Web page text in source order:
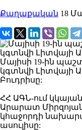
Քաղաքական 18
Մայիսի 19-ին
կգտնվի Լիտվայի
Բուդրիսը:
ՀՀ ԱԳՆ-ում
Արարատ
կհաջորդի
ասուլիսը: